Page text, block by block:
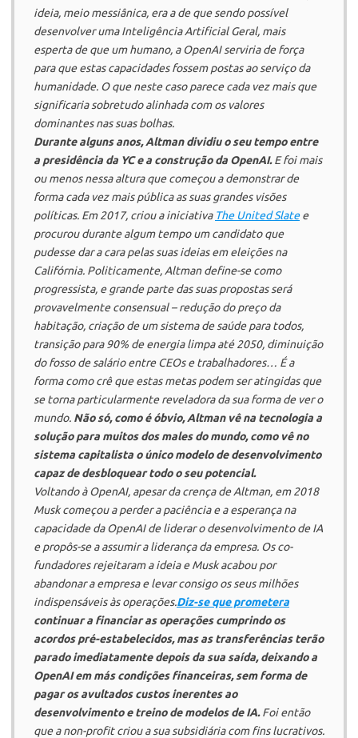
ideia, meio messiânica, era a de que sendo possível
desenvolver uma Inteligência Artificial Geral, mais
esperta de que um humano, aOpenAIserviria de força
para que estas capacidades fossem postas ao serviço da
humanidade. O que neste caso parece cada vez mais que
significaria sobretudo alinhada com os valores
dominantes nas suas bolhas.
Durante alguns anos, Altman dividiu o seu tempo entre
a presidência da YC e a construção da OpenAI.E foi mais
ou menos nessa altura que começou a demonstrar de
forma cada vez mais pública as suas grandes visões
políticas. Em 2017, criou a iniciativa The United Slatee
procurou durante algum tempo um candidato que
pudesse dar a cara pelas suas ideias em eleições na
Califórnia. Politicamente, Altman define-se como
progressista, e grande parte das suas propostas será
provavelmente consensual – redução do preço da
habitação, criação de um sistema de saúde para todos,
transição para 90% de energia limpa até 2050, diminuição
do fosso de salário entre CEOs e trabalhadores… É a
forma como crê que estas metas podem ser atingidas que
se torna particularmente reveladora da sua forma de ver o
mundo. Não só, como é óbvio, Altman vê na tecnologia a
solução para muitos dos males do mundo, como vê no
sistema capitalista o único modelo de desenvolvimento
capaz de desbloquear todo o seu potencial.
Voltando àOpenAI, apesar da crença de Altman, em 2018
Musk começou a perder a paciência e a esperança na
capacidade daOpenAIde liderar o desenvolvimento de IA
e propôs-se a assumir a liderança da empresa. Os co-
fundadores rejeitaram a ideia e Musk acabou por
abandonar a empresa e levar consigo os seus milhões
indispensáveis às operações.Diz-se que prometera
continuar a financiar as operações cumprindo os
acordos pré-estabelecidos, mas as transferências terão
parado imediatamente depois da sua saída, deixando a
OpenAIem más condições financeiras, sem forma de
pagar os avultados custos inerentes ao
desenvolvimento e treino de modelos de IA.Foi então
que anon-profitcriou a sua subsidiária com fins lucrativos.